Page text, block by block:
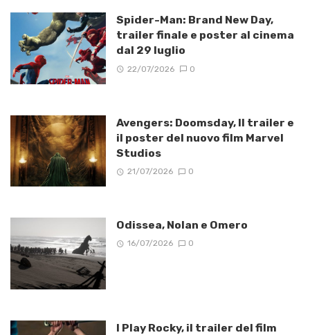
Spider-Man: Brand New Day,
trailer finale e poster al cinema
dal 29 luglio
22/07/2026 0
Avengers: Doomsday, Il trailer e
il poster del nuovo film Marvel
Studios
21/07/2026 0
Odissea, Nolan e Omero
16/07/2026 0
I Play Rocky, il trailer del film